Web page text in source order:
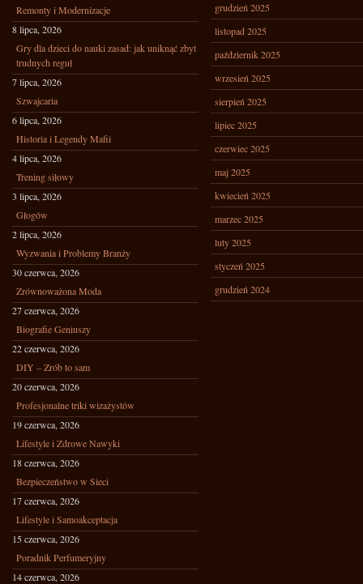
Remonty i Modernizacje
8 lipca, 2026
Gry dla dzieci do nauki zasad: jak uniknąć zbyt
trudnych reguł
7 lipca, 2026
Szwajcaria
6 lipca, 2026
Historia i Legendy Mafii
4 lipca, 2026
Trening siłowy
3 lipca, 2026
Głogów
2 lipca, 2026
Wyzwania i Problemy Branży
30 czerwca, 2026
Zrównoważona Moda
27 czerwca, 2026
Biografie Geniuszy
22 czerwca, 2026
DIY – Zrób to sam
20 czerwca, 2026
Profesjonalne triki wizażystów
19 czerwca, 2026
Lifestyle i Zdrowe Nawyki
18 czerwca, 2026
Bezpieczeństwo w Sieci
17 czerwca, 2026
Lifestyle i Samoakceptacja
15 czerwca, 2026
Poradnik Perfumeryjny
14 czerwca, 2026
grudzień 2025
listopad 2025
październik 2025
wrzesień 2025
sierpień 2025
lipiec 2025
czerwiec 2025
maj 2025
kwiecień 2025
marzec 2025
luty 2025
styczeń 2025
grudzień 2024